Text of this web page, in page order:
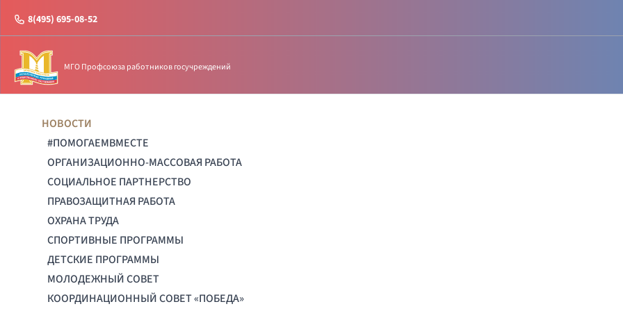
8(495) 695-08-52
МГО Профсоюза работников госучреждений
НОВОСТИ
#ПОМОГАЕМВМЕСТЕ
ОРГАНИЗАЦИОННО-МАССОВАЯ РАБОТА
СОЦИАЛЬНОЕ ПАРТНЕРСТВО
ПРАВОЗАЩИТНАЯ РАБОТА
ОХРАНА ТРУДА
СПОРТИВНЫЕ ПРОГРАММЫ
ДЕТСКИЕ ПРОГРАММЫ
МОЛОДЕЖНЫЙ СОВЕТ
КООРДИНАЦИОННЫЙ СОВЕТ «ПОБЕДА»